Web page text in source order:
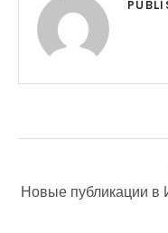
Новые публикации в